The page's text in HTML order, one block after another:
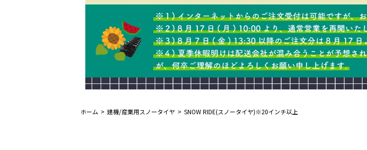
ホーム 建機/産業用スノータイヤ SNOW RIDE(スノータイヤ)※20インチ以上